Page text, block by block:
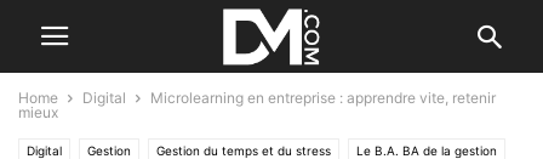
Home Digital
Microlearning en entreprise : apprendre vite, retenir
mieux
Digital Gestion Gestion du temps et du stress Le B.A. BA de la gestion